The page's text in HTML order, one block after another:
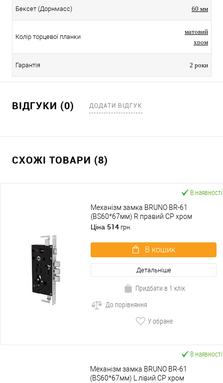
Бексет (Дорнмасс) 60 мм
Колір торцевої планки
матовий
хром
Гарантія 2 роки
ВІДГУКИ (0) ДОДАТИ ВІДГУК
СХОЖІ ТОВАРИ (8)
В наявності
Механізм замка BRUNO BR-61
(BS60*67мм) R правий CP хром
Ціна 514 грн.
В кошик
Детальніше
Придбати в 1 клік
До порівняння
У обране
В наявності
Механізм замка BRUNO BR-61
(BS60*67мм) L лівий CP хром